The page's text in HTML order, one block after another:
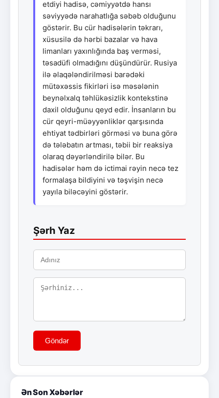
etdiyi hadisə, cəmiyyətdə hansı
səviyyədə narahatlığa səbəb olduğunu
göstərir. Bu cür hadisələrin təkrarı,
xüsusilə də hərbi bazalar və hava
limanları yaxınlığında baş verməsi,
təsadüfi olmadığını düşündürür. Rusiya
ilə əlaqələndirilməsi barədəki
mütəxəssis fikirləri isə məsələnin
beynəlxalq təhlükəsizlik kontekstinə
daxil olduğunu qeyd edir. İnsanların bu
cür qeyri-müəyyənliklər qarşısında
ehtiyat tədbirləri görməsi və buna görə
də tələbatın artması, təbii bir reaksiya
olaraq dəyərləndirilə bilər. Bu
hadisələr həm də ictimai rəyin necə tez
formalaşa bildiyini və təşvişin necə
yayıla biləcəyini göstərir.
Şərh Yaz
Göndər
Ən Son Xəbərlər